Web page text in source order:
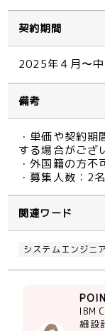
契約期間
2025年４月〜
備考
・単価や契約
する場合がござ
・外国籍の方不
・募集人数：2名
関連ワード
システムエンジニ
IBM
細設